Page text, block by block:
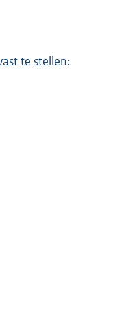
te stellen: